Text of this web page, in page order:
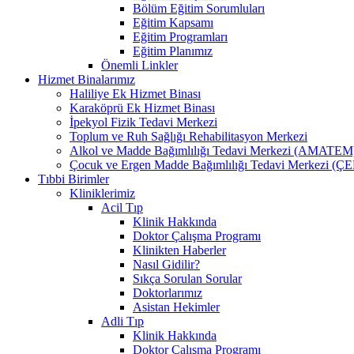
Bölüm Eğitim Sorumluları
Eğitim Kapsamı
Eğitim Programları
Eğitim Planımız
Önemli Linkler
Hizmet Binalarımız
Haliliye Ek Hizmet Binası
Karaköprü Ek Hizmet Binası
İpekyol Fizik Tedavi Merkezi
Toplum ve Ruh Sağlığı Rehabilitasyon Merkezi
Alkol ve Madde Bağımlılığı Tedavi Merkezi
Çocuk ve Ergen Madde Bağımlılığı Tedavi Merkezi
Tıbbi Birimler
Kliniklerimiz
Acil Tıp
Klinik Hakkında
Doktor Çalışma Programı
Klinikten Haberler
Nasıl Gidilir?
Sıkça Sorulan Sorular
Doktorlarımız
Asistan Hekimler
Adli Tıp
Klinik Hakkında
Doktor Çalışma Programı